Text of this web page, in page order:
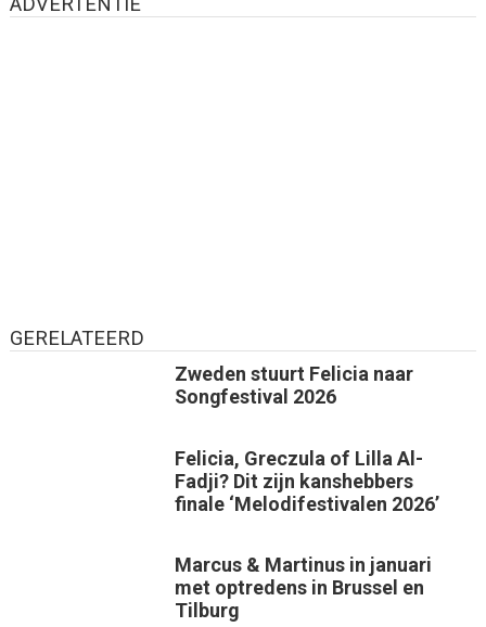
GERELATEERD
Zweden stuurt Felicia naar
Songfestival 2026
Felicia, Greczula of Lilla Al-
Fadji? Dit zijn kanshebbers
finale ‘Melodifestivalen 2026’
Marcus & Martinus in januari
met optredens in Brussel en
Tilburg